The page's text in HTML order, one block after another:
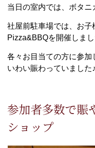
当日の室内では、ボタニ
社屋前駐車場では、お子
Pizza&BBQを開催しまし
各々お目当ての方に参
いわい賑わっていました♪
参加者多数で賑
ショップ